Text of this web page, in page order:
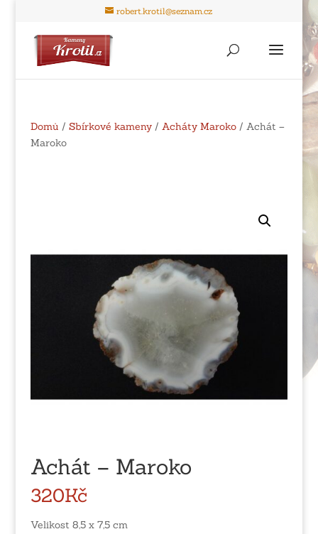
robert.krotil@seznam.cz
Domů / Sbírkové kameny/ Acháty Maroko/ Achát –
Maroko
Achát – Maroko
320Kč
Velikost 8,5 x 7,5 cm